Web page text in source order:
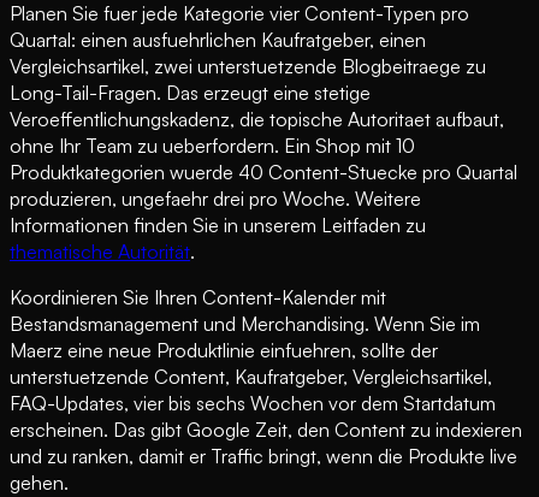
Planen Sie fuer jede Kategorie vier Content-Typen pro
Quartal: einen ausfuehrlichen Kaufratgeber, einen
Vergleichsartikel, zwei unterstuetzende Blogbeitraege zu
Long-Tail-Fragen. Das erzeugt eine stetige
Veroeffentlichungskadenz, die topische Autoritaet aufbaut,
ohne Ihr Team zu ueberfordern. Ein Shop mit 10
Produktkategorien wuerde 40 Content-Stuecke pro Quartal
produzieren, ungefaehr drei pro Woche. Weitere
Informationen finden Sie in unserem Leitfaden zu
thematische Autorität.
Koordinieren Sie Ihren Content-Kalender mit
Bestandsmanagement und Merchandising. Wenn Sie im
Maerz eine neue Produktlinie einfuehren, sollte der
unterstuetzende Content, Kaufratgeber, Vergleichsartikel,
FAQ-Updates, vier bis sechs Wochen vor dem Startdatum
erscheinen. Das gibt Google Zeit, den Content zu indexieren
und zu ranken, damit er Traffic bringt, wenn die Produkte live
gehen.